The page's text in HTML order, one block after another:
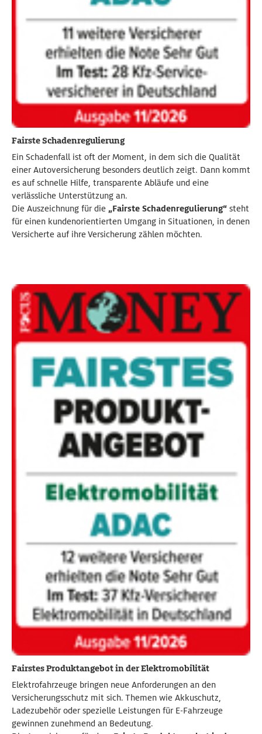
Fairste Schadenregulierung
Ein Schadenfall ist oft der Moment, in dem sich die Qualität
einer Autoversicherung besonders deutlich zeigt. Dann kommt
es auf schnelle Hilfe, transparente Abläufe und eine
verlässliche Unterstützung an.
Die Auszeichnung für die „Fairste Schadenregulierung“ steht
für einen kundenorientierten Umgang in Situationen, in denen
Versicherte auf ihre Versicherung zählen möchten.
Fairstes Produktangebot in der Elektromobilität
Elektrofahrzeuge bringen neue Anforderungen an den
Versicherungsschutz mit sich. Themen wie Akkuschutz,
Ladezubehör oder spezielle Leistungen für E-Fahrzeuge
gewinnen zunehmend an Bedeutung.